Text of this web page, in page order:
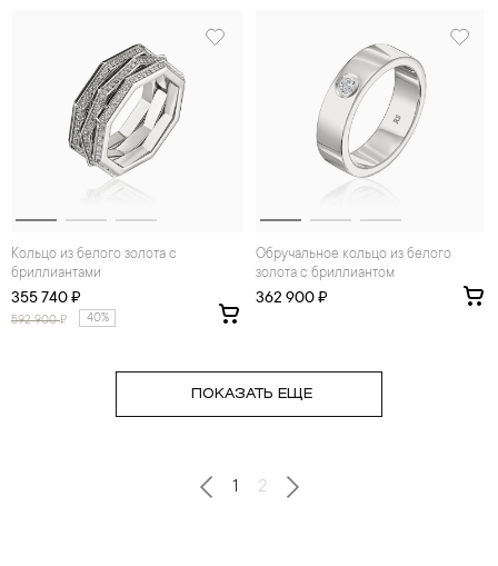
Кольцо из белого золота с
бриллиантами
355 740 ₽
592 900₽ 40%
Обручальное кольцо из белого
золота с бриллиантом
362 900 ₽
ПОКАЗАТЬ ЕЩЕ
1 2